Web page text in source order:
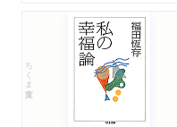
ちくま文庫